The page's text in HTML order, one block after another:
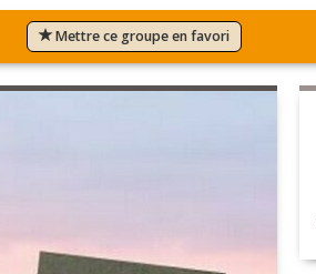
Mettre ce groupe en favori